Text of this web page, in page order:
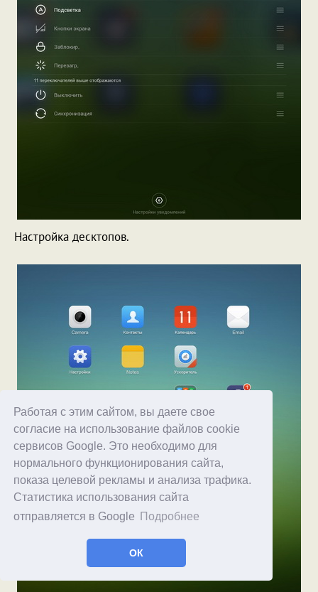
Работая с этим сайтом, вы даете свое
согласие на использование файлов cookie
сервисов Google. Это необходимо для
нормального функционирования сайта,
показа целевой рекламы и анализа трафика.
Статистика использования сайта
отправляется в Google
Подробнее
ОК
Настройка десктопов.